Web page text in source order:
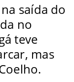
saída do
no
teve
mas